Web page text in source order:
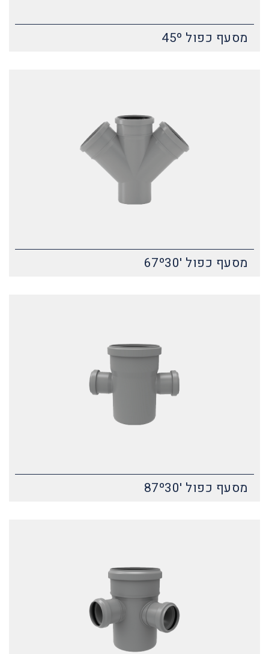
מסעף כפול 45º
מסעף כפול '67º30
מסעף כפול '87º30